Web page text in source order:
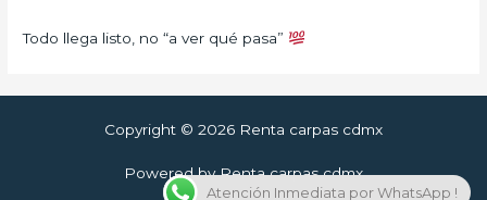
Todo llega listo, no “a ver qué pasa”
Copyright © 2026 Renta carpas cdmx
Powered by Renta carpas cdmx
Atención Inmediata por WhatsApp !